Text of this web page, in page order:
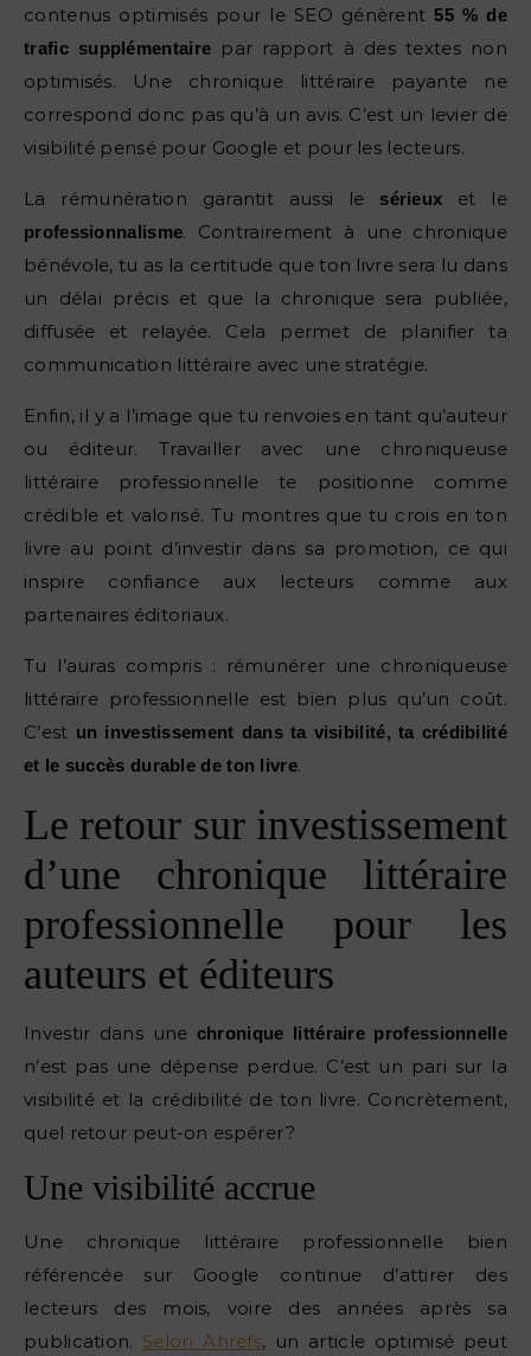
contenus optimisés pour le SEO génèrent55 % de
trafic supplémentaire par rapport à des textes non
optimisés. Une chronique littéraire payante ne
correspond donc pas qu’à un avis. C’est un levier de
visibilité pensé pour Google et pour les lecteurs.
La rémunération garantit aussi le sérieux et le
professionnalisme. Contrairement à une chronique
bénévole, tu as la certitude que ton livre sera lu dans
un délai précis et que la chronique sera publiée,
diffusée et relayée. Cela permet de planifier ta
communication littéraire avec une stratégie.
Enfin, il y a l’image que tu renvoies en tant qu’auteur
ou éditeur. Travailler avec une chroniqueuse
littéraire professionnelle te positionne comme
crédible et valorisé. Tu montres que tu crois en ton
livre au point d’investir dans sa promotion, ce qui
inspire confiance aux lecteurs comme aux
partenaires éditoriaux.
Tu l’auras compris : rémunérer une chroniqueuse
littéraire professionnelle est bien plus qu’un coût.
C’est un investissement dans ta visibilité, ta crédibilité
et le succès durable de ton livre.
Le retour sur investissement
d’une chronique littéraire
professionnelle pour les
auteurs et éditeurs
Investir dans une chronique littéraire professionnelle
n’est pas une dépense perdue. C’est un pari sur la
visibilité et la crédibilité de ton livre. Concrètement,
quel retour peut-on espérer ?
Une visibilité accrue
Une chronique littéraire professionnelle bien
référencée sur Google continue d’attirer des
lecteurs des mois, voire des années après sa
publication. Selon Ahrefs, un article optimisé peut